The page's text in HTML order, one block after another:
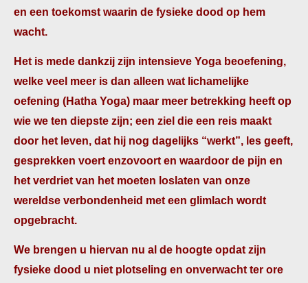
en een toekomst waarin de fysieke dood op hem
wacht.
Het is mede dankzij zijn intensieve Yoga beoefening,
welke veel meer is dan alleen wat lichamelijke
oefening (Hatha Yoga) maar meer betrekking heeft op
wie we ten diepste zijn; een ziel die een reis maakt
door het leven, dat hij nog dagelijks “werkt”, les geeft,
gesprekken voert enzovoort en waardoor de pijn en
het verdriet van het moeten loslaten van onze
wereldse verbondenheid met een glimlach wordt
opgebracht.
We brengen u hiervan nu al de hoogte opdat zijn
fysieke dood u niet plotseling en onverwacht ter ore